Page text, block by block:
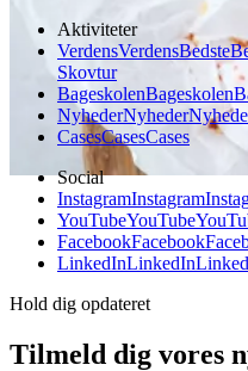
Aktiviteter
VerdensVerdensBedste
Skovtur
BageskolenBageskolen
NyhederNyheder
CasesCasesCases
Social
InstagramInstagram
YouTubeYouTube
FacebookFacebook
LinkedInLinkedIn
Hold dig opdateret
Tilmeld dig vores